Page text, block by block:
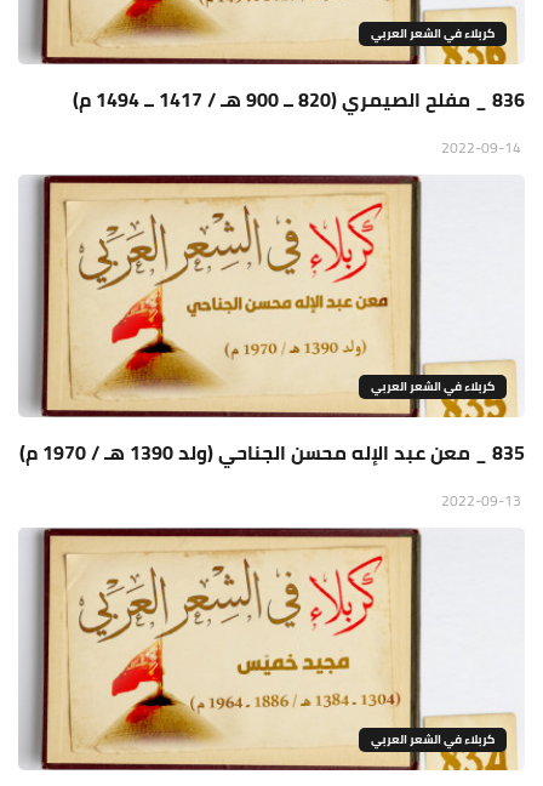
كربلاء في الشعر العربي
836 _ مفلح الصيمري (820 ــ 900 هـ / 1417 ــ 1494 م)
كربلاء في الشعر العربي
835 _ معن عبد الإله محسن الجناحي (ولد 1390 هـ / 1970 م)
كربلاء في الشعر العربي